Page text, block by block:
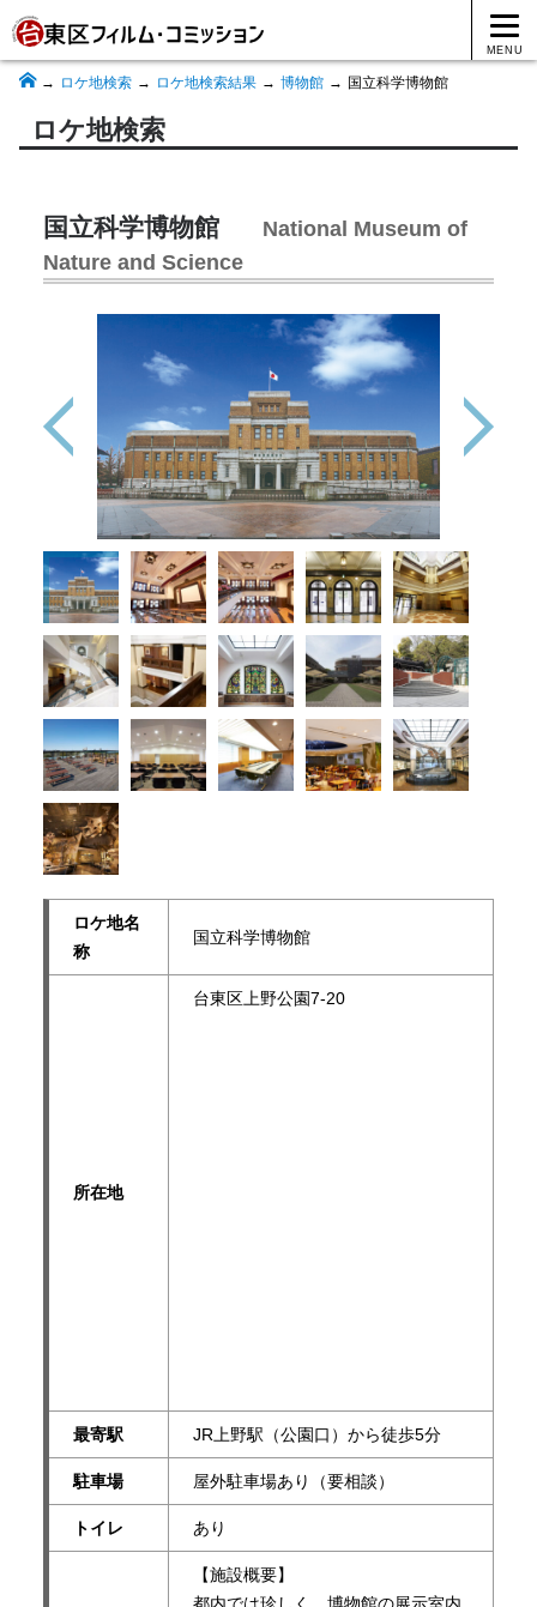
MENU
ロケ地検索 ロケ地検索結果 博物館 国立科学博物館
ロケ地検索
国立科学博物館
National Museum of
Nature and Science
ロケ地名
称
国立科学博物館
所在地
台東区上野公園7-20
最寄駅 JR上野駅（公園口）から徒歩5分
駐車場 屋外駐車場あり（要相談）
トイレ あり
【施設概要】